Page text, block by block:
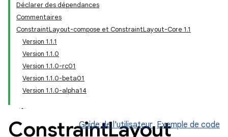
Déclarer des dépendances
Commentaires
ConstraintLayout-compose et ConstraintLayout-Core 1.1
Version 1.1.1
Version 1.1.0
Version 1.1.0-rc01
Version 1.1.0-beta01
Version 1.1.0-alpha14
ConstraintLayout
Guide de l'utilisateur Exemple de code